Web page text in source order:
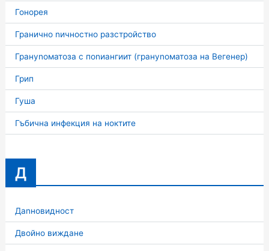
Гонорея
Гранично nичностно разстройство
Грануnоматоза с поnиангиит (грануnоматоза на Вегенер)
Грип
Гуша
Гъбична инфекция на ноктите
Д
Даnновидност
Двойно виждане